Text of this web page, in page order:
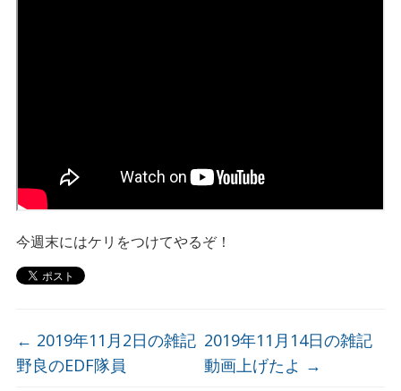
今週末にはケリをつけてやるぞ！
← 2019年11月2日の雑記
野良のEDF隊員
2019年11月14日の雑記
動画上げたよ →